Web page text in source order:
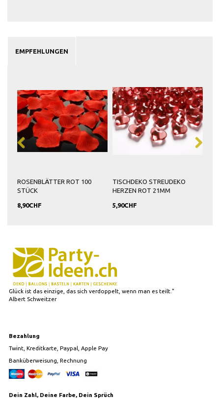
EMPFEHLUNGEN
ROSENBLÄTTER ROT 100
STÜCK
8,90CHF
TISCHDEKO STREUDEKO
HERZEN ROT 21MM
5,90CHF
Glück ist das einzige, das sich verdoppelt, wenn man es teilt."
Albert Schweitzer
Bezahlung
Twint, Kreditkarte, Paypal, Apple Pay
Banküberweisung, Rechnung
Dein Zahl, Deine Farbe, Dein Sprüch